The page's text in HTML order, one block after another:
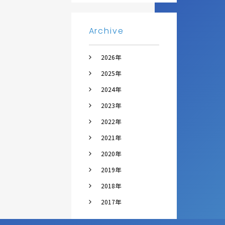
Archive
2026年
2025年
2024年
2023年
2022年
2021年
2020年
2019年
2018年
2017年